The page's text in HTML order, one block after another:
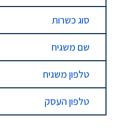
סוג כשרות
שם משגיח
טלפון משגיח
טלפון העסק